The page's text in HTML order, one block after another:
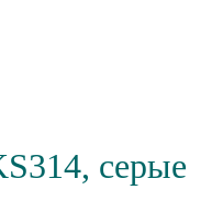
серые